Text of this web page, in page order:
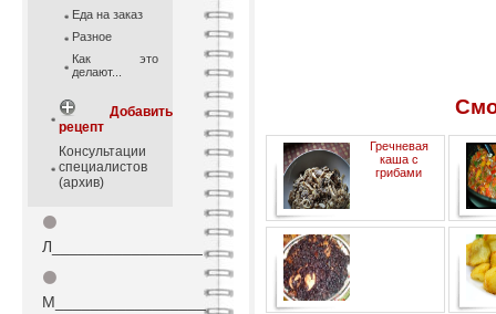
Еда на заказ
Разное
Как это
делают...
Добавить
рецепт
Консультации
специалистов
(архив)
⚫
Л_________________
⚫
М_________________
Гречневая
каша с
грибами